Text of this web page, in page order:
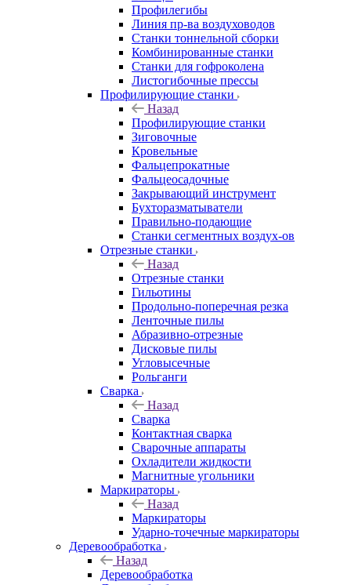
Профилегибы
Линия пр-ва воздуховодов
Станки тоннельной сборки
Комбинированные станки
Станки для гофроколена
Листогибочные прессы
Профилирующие станки
Назад
Профилирующие станки
Зиговочные
Кровельные
Фальцепрокатные
Фальцеосадочные
Закрывающий инструмент
Бухторазматыватели
Правильно-подающие
Станки сегментных воздух-ов
Отрезные станки
Назад
Отрезные станки
Гильотины
Продольно-поперечная резка
Ленточные пилы
Абразивно-отрезные
Дисковые пилы
Угловысечные
Рольганги
Сварка
Назад
Сварка
Контактная сварка
Сварочные аппараты
Охладители жидкости
Магнитные угольники
Маркираторы
Назад
Маркираторы
Ударно-точечные маркираторы
Деревообработка
Назад
Деревообработка